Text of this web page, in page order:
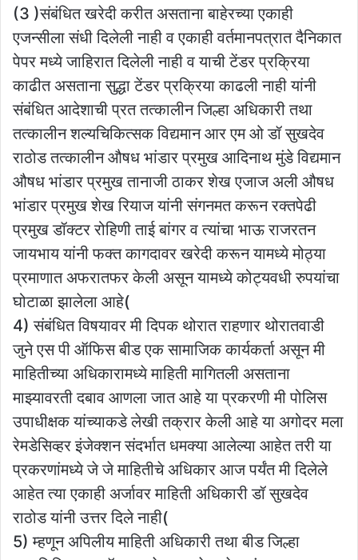
(3 )संबंधित खरेदी करीत असताना बाहेरच्या एकाही
एजन्सीला संधी दिलेली नाही व एकाही वर्तमानपत्रात दैनिकात
पेपर मध्ये जाहिरात दिलेली नाही व याची टेंडर प्रक्रिया
काढीत असताना सुद्धा टेंडर प्रक्रिया काढली नाही यांनी
संबंधित आदेशाची प्रत तत्कालीन जिल्हा अधिकारी तथा
तत्कालीन शल्यचिकित्सक विद्यमान आर एम ओ डॉ सुखदेव
राठोड तत्कालीन औषध भांडार प्रमुख आदिनाथ मुंडे विद्यमान
औषध भांडार प्रमुख तानाजी ठाकर शेख एजाज अली औषध
भांडार प्रमुख शेख रियाज यांनी संगनमत करून रक्तपेढी
प्रमुख डॉक्टर रोहिणी ताई बांगर व त्यांचा भाऊ राजरतन
जायभाय यांनी फक्त कागदावर खरेदी करून यामध्ये मोठ्या
प्रमाणात अफरातफर केली असून यामध्ये कोट्यवधी रुपयांचा
घोटाळा झालेला आहे(
4) संबंधित विषयावर मी दिपक थोरात राहणार थोरातवाडी
जुने एस पी ऑफिस बीड एक सामाजिक कार्यकर्ता असून मी
माहितीच्या अधिकारामध्ये माहिती मागितली असताना
माझ्यावरती दबाव आणला जात आहे या प्रकरणी मी पोलिस
उपाधीक्षक यांच्याकडे लेखी तक्रार केली आहे या अगोदर मला
रेमडेसिव्हर इंजेक्शन संदर्भात धमक्या आलेल्या आहेत तरी या
प्रकरणांमध्ये जे जे माहितीचे अधिकार आज पर्यंत मी दिलेले
आहेत त्या एकाही अर्जावर माहिती अधिकारी डॉ सुखदेव
राठोड यांनी उत्तर दिले नाही(
5) म्हणून अपिलीय माहिती अधिकारी तथा बीड जिल्हा